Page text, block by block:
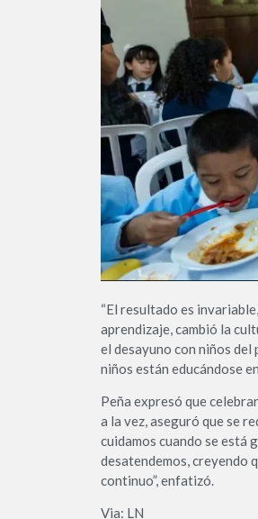
“El resultado es
aprendizaje, cambió la
el desayuno con niños
niños están educándose
Peña expresó que
a la vez, aseguró que se
cuidamos cuando se está
desatendemos, creyendo
continuo”, enfatizó.
Via: LN